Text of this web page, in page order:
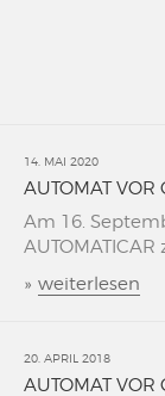
14. MAI 2020
AUTOMAT VOR
Am 16.
» weiterlesen
20. APRIL 2018
AUTOMAT VOR